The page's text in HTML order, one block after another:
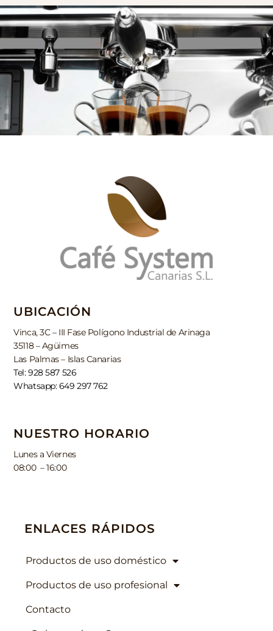
UBICACIÓN
Vinca, 3C – III Fase Polígono Industrial de Arinaga
35118 – Agüimes
Las Palmas – Islas Canarias
Tel: 928 587 526
Whatsapp: 649 297 762
NUESTRO HORARIO
Lunes a Viernes
08:00 – 16:00
ENLACES RÁPIDOS
Productos de uso doméstico
Productos de uso profesional
Contacto